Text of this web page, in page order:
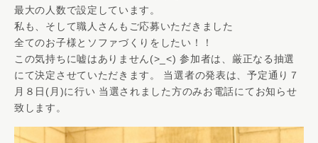
最大の人数で設定しています。
私も、そして職人さんもご応募いただきました
全てのお子様とソファづくりをしたい！！
この気持ちに嘘はありません(>_<) 参加者は、厳正なる抽選
にて決定させていただきます。 当選者の発表は、予定通り７
月８日(月)に行い 当選されました方のみお電話にてお知らせ
致します。